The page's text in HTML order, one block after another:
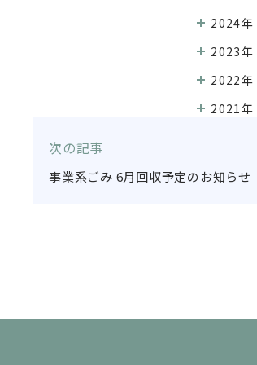
2024年
2023年
2022年
2021年
次の記事
事業系ごみ 6月回収予定のお知らせ